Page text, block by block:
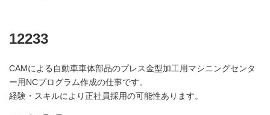
12233
CAMによる自動車車体部品のプレス金型加工用マシニングセンタ
ー用NCプログラム作成の仕事です。
経験・スキルにより正社員採用の可能性あります。